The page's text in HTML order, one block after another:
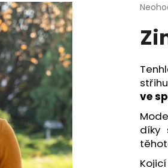
je
z
5
ve
díky
Doporučujeme